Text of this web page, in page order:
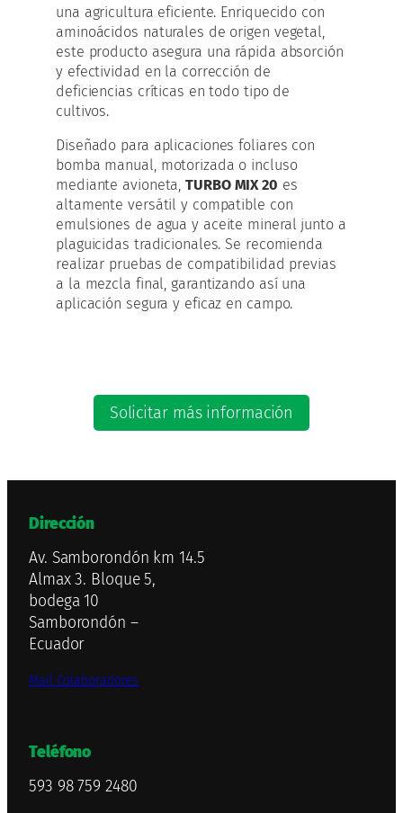
una agricultura eficiente. Enriquecido con
aminoácidos naturales de origen vegetal,
este producto asegura una rápida absorción
y efectividad en la corrección de
deficiencias críticas en todo tipo de
cultivos.
Diseñado para aplicaciones foliares con
bomba manual, motorizada o incluso
mediante avioneta,TURBO MIX 20 es
altamente versátil y compatible con
emulsiones de agua y aceite mineral junto a
plaguicidas tradicionales. Se recomienda
realizar pruebas de compatibilidad previas
a la mezcla final, garantizando así una
aplicación segura y eficaz en campo.
Solicitar más información
Dirección
Av. Samborondón km 14.5
Almax 3. Bloque 5,
bodega 10
Samborondón –
Ecuador
Mail Colaboradores
Teléfono
593 98 759 2480